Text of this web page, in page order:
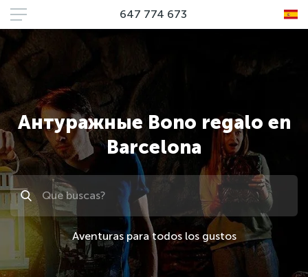
647 774 673
Антуражные Bono regalo en
Barcelona
Поиск
Aventuras para todos los gustos